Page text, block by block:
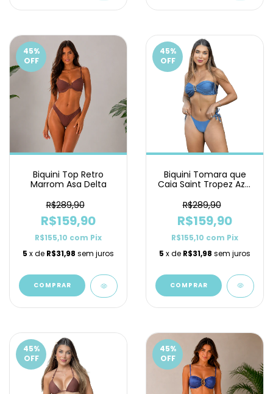
45%
OFF
Biquini Top Retro
Marrom Asa Delta
R$289,90
R$159,90
R$155,10 com Pix
5 x de R$31,98 sem juros
COMPRAR
45%
OFF
Biquini Tomara que
Caia Saint Tropez Azul
R$289,90
R$159,90
R$155,10 com Pix
5 x de R$31,98 sem juros
COMPRAR
45%
OFF
45%
OFF